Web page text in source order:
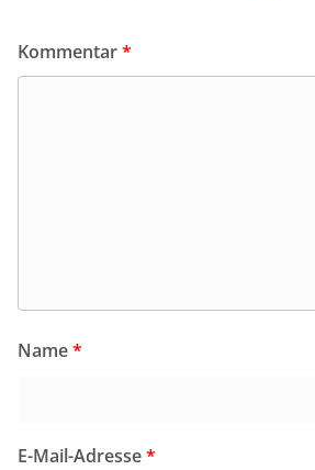
Kommentar*
Name*
E-Mail-Adresse*